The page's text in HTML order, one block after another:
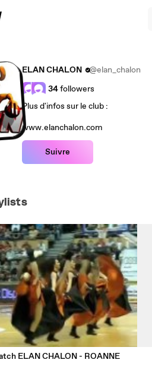
ELAN CHALON
@elan_chalon
34followers
Plus d'infos sur le club :
www.elanchalon.com
Suivre
ELAN CHALON - ROANNE